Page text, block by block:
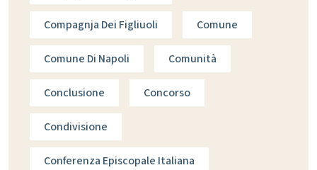
Compagnja Dei Figliuoli Comune
Comune Di Napoli Comunità
Conclusione Concorso
Condivisione
Conferenza Episcopale Italiana